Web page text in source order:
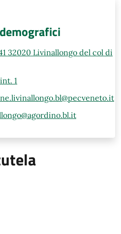
32020 Livinallongo del col di
1